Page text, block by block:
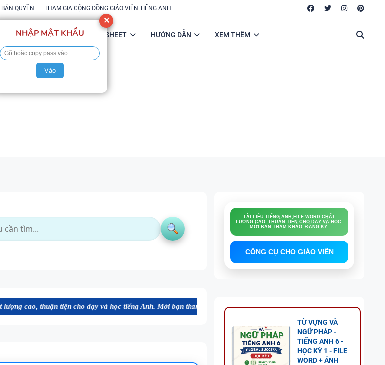
QUYỀN THAM GIA CỘNG ĐỒNG GIÁO VIÊN TIẾNG ANH
POWERPOINT FLASH-SHEET HƯỚNG DẪN XEM THÊM
tiện cho dạy và học tiếng Anh. Mời bạn tham khảo, đăng ký sử dụng.
FILE WORD: ĐỀ THI, ĐỀ CƯƠNG, BÀI KIỂM
TRA, BÀI TẬP LÀM THÊM, LUYỆN NGHE, ÔN
VÀO 10, TỐT NGHIỆP THPT
CÔNG CỤ CHO GIÁO VIÊN
TỪ VỰNG VÀ
NGỮ PHÁP -
TIẾNG ANH 6 -
HỌC KỲ 1 - FILE
WORD + ẢNH
✕
NHẬP MẬT KHẨU
Vào